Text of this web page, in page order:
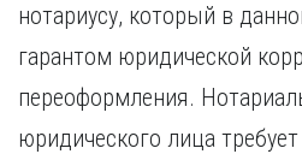
нотариусу, который в
гарантом юридической
переоформления.
юридического лица